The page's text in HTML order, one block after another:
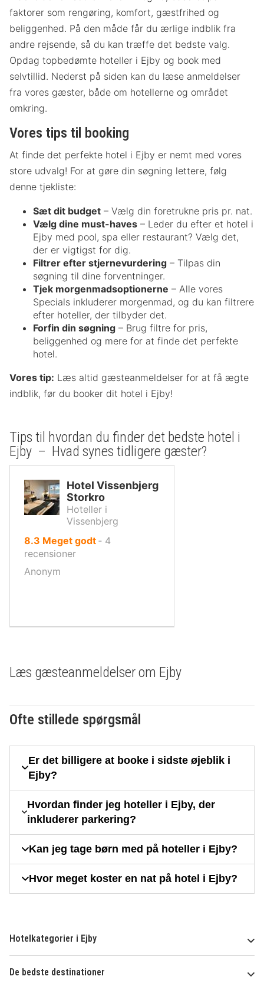
faktorer som rengøring, komfort, gæstfrihed og
beliggenhed. På den måde får du ærlige indblik fra
andre rejsende, så du kan træffe det bedste valg.
Opdag topbedømte hoteller i Ejby og book med
selvtillid. Nederst på siden kan du læse anmeldelser
fra vores gæster, både om hotellerne og området
omkring.
Vores tips til booking
At finde det perfekte hotel i Ejby er nemt med vores
store udvalg! For at gøre din søgning lettere, følg
denne tjekliste:
Sæt dit budget – Vælg din foretrukne pris pr. nat.
Vælg dine must-haves – Leder du efter et hotel i
Ejby med pool, spa eller restaurant? Vælg det,
der er vigtigst for dig.
Filtrer efter stjernevurdering – Tilpas din
søgning til dine forventninger.
Tjek morgenmadsoptionerne – Alle vores
Specials inkluderer morgenmad, og du kan filtrere
efter hoteller, der tilbyder det.
Forfin din søgning – Brug filtre for pris,
beliggenhed og mere for at finde det perfekte
hotel.
Vores tip: Læs altid gæsteanmeldelser for at få ægte
indblik, før du booker dit hotel i Ejby!
Tips til hvordan du finder det bedste hotel i
Ejby – Hvad synes tidligere gæster?
Hotel Vissenbjerg
Storkro
Hoteller i
Vissenbjerg
8.3 ud
af
Meget godt ‐ 4
recensioner
Anonym
Læs gæsteanmeldelser om Ejby
Ofte stillede spørgsmål
Er det billigere at booke i sidste øjeblik i
Ejby?
Hvordan finder jeg hoteller i Ejby, der
inkluderer parkering?
Kan jeg tage børn med på hoteller i Ejby?
Hvor meget koster en nat på hotel i Ejby?
Hotelkategorier i Ejby
De bedste destinationer